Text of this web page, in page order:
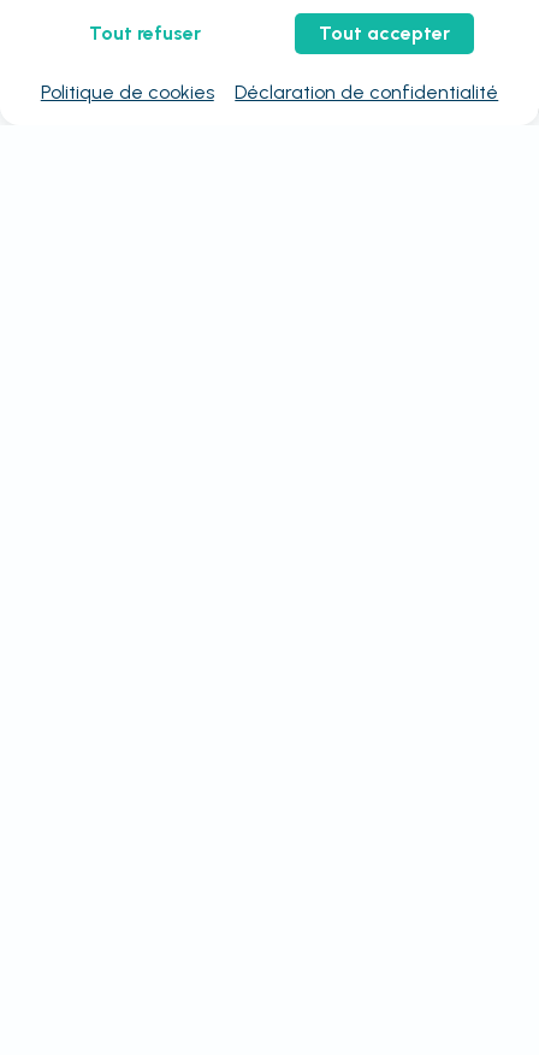
Tout refuser Tout accepter
Politique de cookies Déclaration de confidentialité